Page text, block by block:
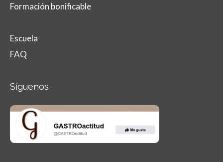
Formación bonificable
Escuela
FAQ
Síguenos